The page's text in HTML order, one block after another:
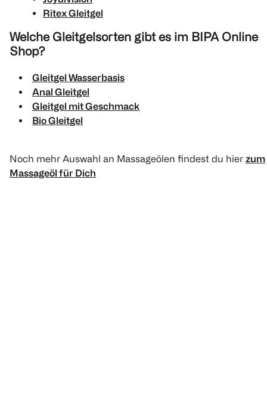
Ritex Gleitgel
Welche Gleitgelsorten gibt es im BIPA Online
Shop?
Gleitgel Wasserbasis
Anal Gleitgel
Gleitgel mit Geschmack
Bio Gleitgel
Noch mehr Auswahl an Massageölen findest du hier zum
Massageöl für Dich